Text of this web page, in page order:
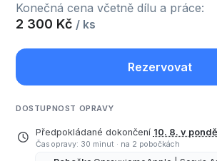
Konečná cena včetně dílu a práce:
2 300 Kč / ks
Rezervovat
DOSTUPNOST OPRAVY
Předpokládané dokončení 10. 8. v
Čas opravy: 30 minut · na 2 pobočkách